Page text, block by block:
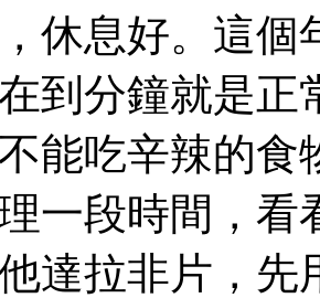
休息好。這個
到分鐘就是正
能吃辛辣的
一段時間，看
達拉非片，先